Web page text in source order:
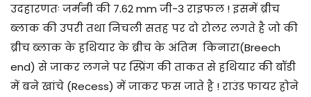
उदहारणतः जर्मनी की 7.62 mm जी-3 राइफल ! इसमें ब्रीच
ब्लाक की उपरी तथा निचली सतह पर दो रोलर लगते है जो की
ब्रीच ब्लाक के हथियार के ब्रीच के अंतिम किनारा(Breech
end) से जाकर लगने पर स्प्रिंग की ताकत से हथियार की बॉडी
में बने खांचे (Recess) में जाकर फस जाते है ! राउंड फायर होने